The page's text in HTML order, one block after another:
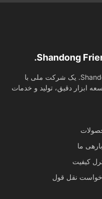
Shandong
Shandong Friend Control System Co., Ltd. یک شرکت ملی با
دقیق، تولید و خدمات
ما
نقل قول